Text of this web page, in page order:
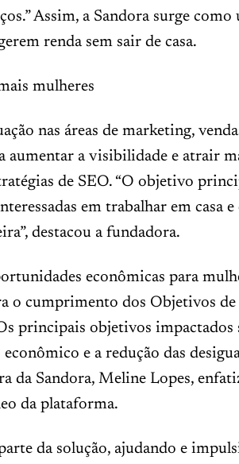
Assim, a Sandora surge
renda sem sair de casa.
mulheres
nas áreas de marketing,
aumentar a visibilidade e atrair
de SEO. “O objetivo
em trabalhar em casa
destacou a fundadora.
econômicas para
o cumprimento dos Objetivos
principais objetivos impactados
e a redução das
da Sandora, Meline Lopes,
da plataforma.
da solução, ajudando e